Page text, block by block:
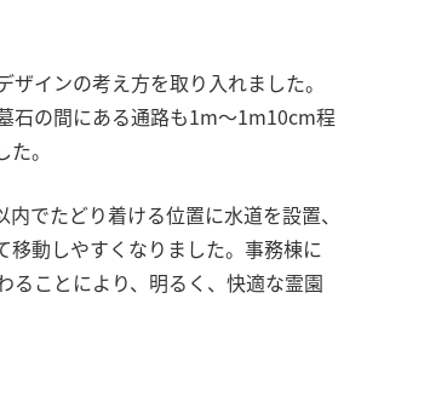
インの考え方を取り入れました。
石の間にある通路も1m〜1m10cm程
。
でたどり着ける位置に水道を設置、
動しやすくなりました。事務棟に
ることにより、明るく、快適な霊園